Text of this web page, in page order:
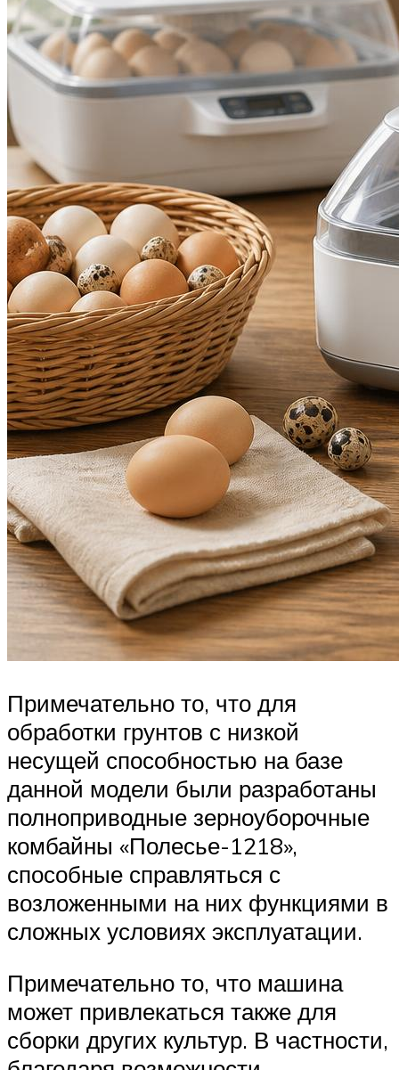
Примечательно то, что для
обработки грунтов с низкой
несущей способностью на базе
данной модели были разработаны
полноприводные зерноуборочные
комбайны «Полесье-1218»,
способные справляться с
возложенными на них функциями в
сложных условиях эксплуатации.
Примечательно то, что машина
может привлекаться также для
сборки других культур. В частности,